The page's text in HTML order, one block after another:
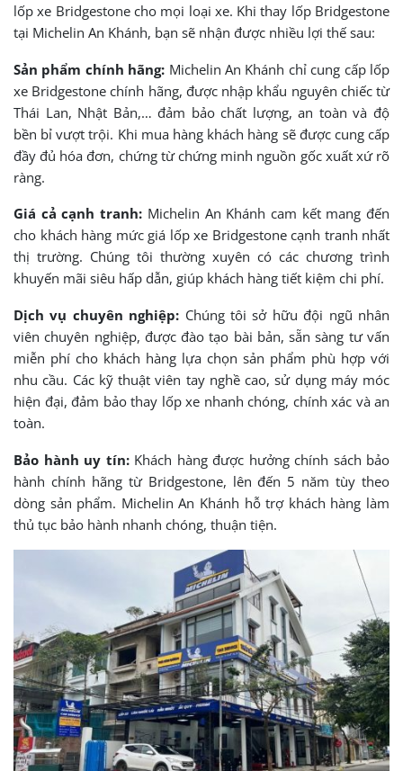
lốp xe Bridgestone cho mọi loại xe. Khi thay lốp Bridgestone
tại Michelin An Khánh, bạn sẽ nhận được nhiều lợi thế sau:
Sản phẩm chính hãng: Michelin An Khánh chỉ cung cấp lốp
xe Bridgestone chính hãng, được nhập khẩu nguyên chiếc từ
Thái Lan, Nhật Bản,… đảm bảo chất lượng, an toàn và độ
bền bỉ vượt trội. Khi mua hàng khách hàng sẽ được cung cấp
đầy đủ hóa đơn, chứng từ chứng minh nguồn gốc xuất xứ rõ
ràng.
Giá cả cạnh tranh: Michelin An Khánh cam kết mang đến
cho khách hàng mức giá lốp xe Bridgestone cạnh tranh nhất
thị trường. Chúng tôi thường xuyên có các chương trình
khuyến mãi siêu hấp dẫn, giúp khách hàng tiết kiệm chi phí.
Dịch vụ chuyên nghiệp: Chúng tôi sở hữu đội ngũ nhân
viên chuyên nghiệp, được đào tạo bài bản, sẵn sàng tư vấn
miễn phí cho khách hàng lựa chọn sản phẩm phù hợp với
nhu cầu. Các kỹ thuật viên tay nghề cao, sử dụng máy móc
hiện đại, đảm bảo thay lốp xe nhanh chóng, chính xác và an
toàn.
Bảo hành uy tín:Khách hàng được hưởng chính sách bảo
hành chính hãng từ Bridgestone, lên đến 5 năm tùy theo
dòng sản phẩm. Michelin An Khánh hỗ trợ khách hàng làm
thủ tục bảo hành nhanh chóng, thuận tiện.